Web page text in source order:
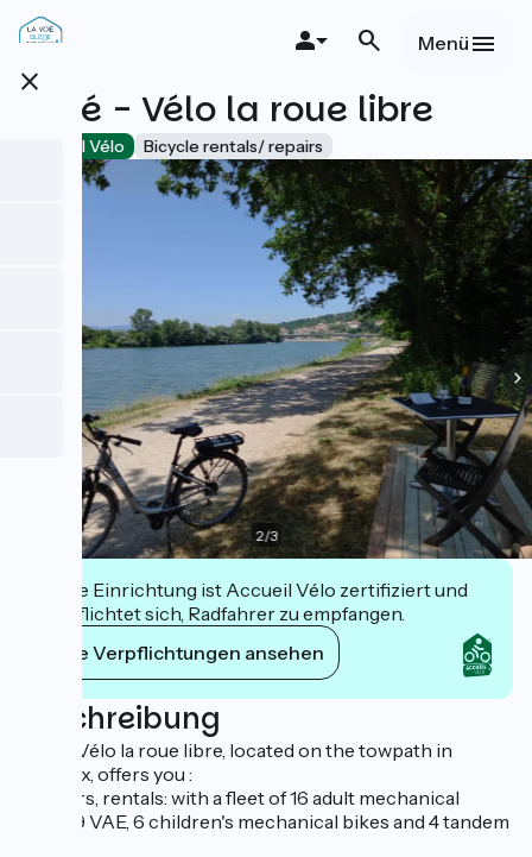
Direkt
zum
close
Menü
Café - Vélo la roue libre
Accueil Vélo Bicycle rentals/ repairs
2/3
Diese Einrichtung ist Accueil Vélo zertifiziert und
verpflichtet sich, Radfahrer zu empfangen.
Ihre Verpflichtungen ansehen
Beschreibung
Café - Vélo la roue libre, located on the towpath in
Trévoux, offers you :
- repairs, rentals: with a fleet of 16 adult mechanical
bikes, 9 VAE, 6 children's mechanical bikes and 4 tandem